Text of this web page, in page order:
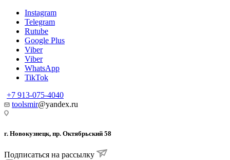
Instagram
Telegram
Rutube
Google Plus
Viber
Viber
WhatsApp
TikTok
+7 913-075-4040
toolsmir@yandex.ru
г. Новокузнецк, пр. Октябрьский 58
Подписаться на рассылку